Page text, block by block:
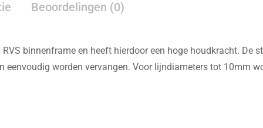
Beoordelingen (0)
binnenframe en heeft hierdoor een hoge houdkracht. De
eenvoudig worden vervangen. Voor lijndiameters tot 10mm